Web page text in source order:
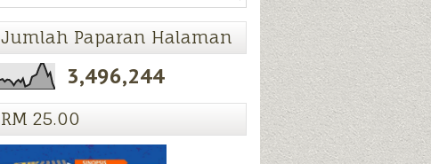
Jumlah Paparan Halaman
3,496,244
RM 25.00